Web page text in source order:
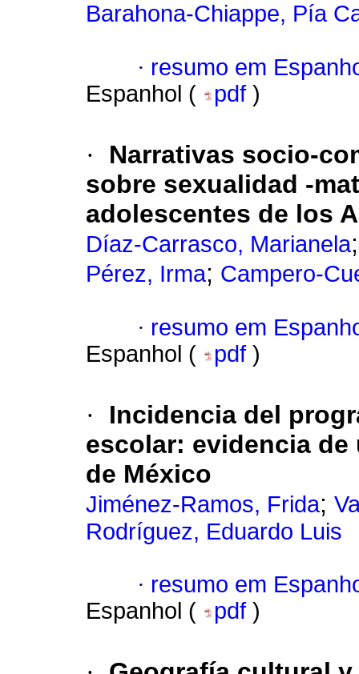
Barahona-Chiappe, Pía
· resumo em
Espanhol (
pdf )
·
Narrativas socio-
sobre sexualidad -
adolescentes de los
Díaz-Carrasco, Marianela
Pérez, Irma; Campero-
· resumo em
Espanhol (
pdf )
·
Incidencia del
escolar: evidencia
de México
Jiménez-Ramos, Frida;
Rodríguez, Eduardo Luis
· resumo em
Espanhol (
pdf )